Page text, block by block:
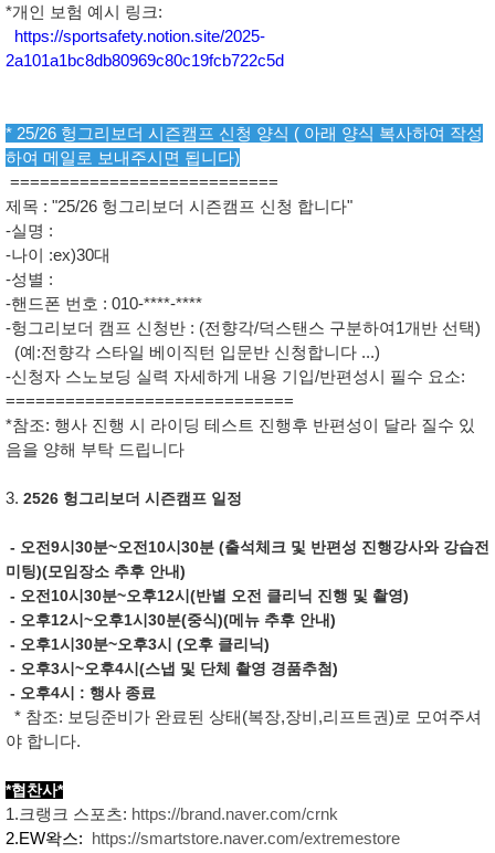
*개인 보험 예시 링크:
https://sportsafety.notion.site/2025-
2a101a1bc8db80969c80c19fcb722c5d
* 25/26 헝그리보더 시즌캠프 신청 양식 ( 아래 양식 복사하여 작성
하여 메일로 보내주시면 됩니다)
===========================
제목 : "25/26 헝그리보더 시즌캠프 신청 합니다"
-실명 :
-나이 :ex)30대
-성별 :
-핸드폰 번호 : 010-****-****
-헝그리보더 캠프 신청반 : (전향각/덕스탠스 구분하여1개반 선택)
(예:전향각 스타일 베이직턴 입문반 신청합니다 ...)
-신청자 스노보딩 실력 자세하게 내용 기입/반편성시 필수 요소:
=============================
*참조: 행사 진행 시 라이딩 테스트 진행후 반편성이 달라 질수 있
음을 양해 부탁 드립니다
3. 2526 헝그리보더 시즌캠프 일정
- 오전9시30분~오전10시30분 (출석체크 및 반편성 진행강사와 강습전
미팅)(모임장소 추후 안내)
- 오전10시30분~오후12시(반별 오전 클리닉 진행 및 촬영)
- 오후12시~오후1시30분(중식)(메뉴 추후 안내)
- 오후1시30분~오후3시 (오후 클리닉)
- 오후3시~오후4시(스냅 및 단체 촬영 경품추첨)
- 오후4시 : 행사 종료
* 참조: 보딩준비가 완료된 상태(복장,장비,리프트권)로 모여주셔
야 합니다.
*협찬사*
1.크랭크 스포츠: https://brand.naver.com/crnk
2.EW왁스: https://smartstore.naver.com/extremestore